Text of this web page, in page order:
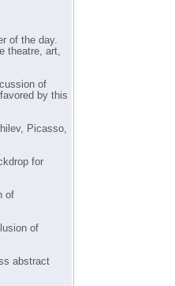
of the day.
theatre, art,
of
by this
Picasso,
for
of
of
abstract